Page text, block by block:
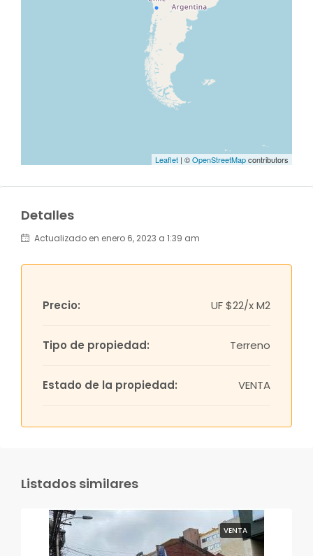
Leaflet | ©OpenStreetMapcontributors
Detalles
Actualizado en enero 6, 2023 a 1:39 am
Precio: UF$22/x M2
Tipo de propiedad: Terreno
Estado de la propiedad: VENTA
Listados similares
VENTA